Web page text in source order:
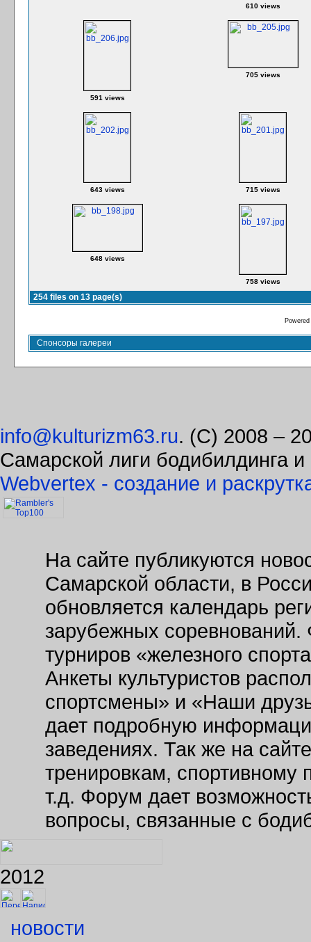
610 views
591 views
705 views
643 views 715 views
648 views
758 views
254 files on 13 page(s)
Спонсоры галереи
info@kulturizm63.ru. (C) 2008 –
Самарской лиги бодибилдинга
Webvertex - создание и
На сайте публикуются
Самарской области, в
обновляется календарь
зарубежных соревнований.
турниров «железного
Анкеты культуристов
спортсмены» и «Наши
дает подробную
заведениях. Так же на
тренировкам, спортивному
т.д. Форум дает
вопросы, связанные с
2012
новости